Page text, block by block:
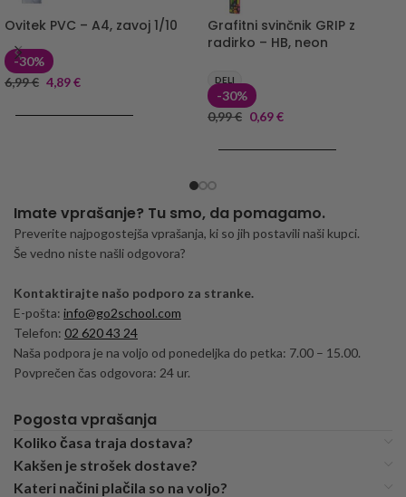
Ovitek PVC – A4, zavoj 1/10
-30%
6,99€ 4,89€
Grafitni svinčnik GRIP z
radirko – HB, neon
DELI
-30%
0,99€ 0,69€
Imate vprašanje? Tu smo, da pomagamo.
Preverite najpogostejša vprašanja, ki so jih postavili naši kupci.
Še vedno niste našli odgovora?
Kontaktirajte našo podporo za stranke.
E-pošta: info@go2school.com
Telefon: 02 620 43 24
Naša podpora je na voljo od ponedeljka do petka: 7.00 – 15.00.
Povprečen čas odgovora: 24 ur.
Pogosta vprašanja
Koliko časa traja dostava?
Kakšen je strošek dostave?
Kateri načini plačila so na voljo?